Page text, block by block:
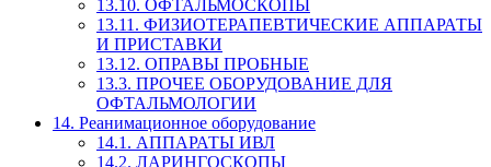
13.10. ОФТАЛЬМОСКОПЫ
13.11. ФИЗИОТЕРАПЕВТИЧЕСКИЕ АППАРАТЫ
И ПРИСТАВКИ
13.12. ОПРАВЫ ПРОБНЫЕ
13.3. ПРОЧЕЕ ОБОРУДОВАНИЕ ДЛЯ
ОФТАЛЬМОЛОГИИ
14. Реанимационное оборудование
14.1. АППАРАТЫ ИВЛ
14.2. ЛАРИНГОСКОПЫ